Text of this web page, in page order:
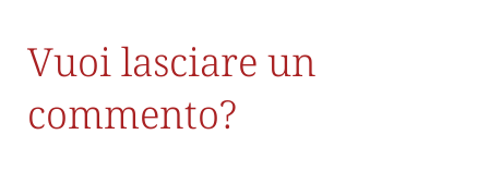
Vuoi lasciare un
commento?